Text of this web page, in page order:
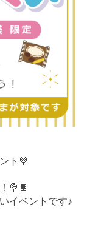
ト🍭
🍭🍫
イベントです♪